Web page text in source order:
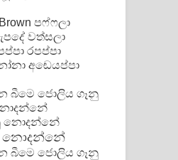
පෆ්ෆලා
වත්සලා
රපප්පා
අඬෙයප්පා
බීමෙ ජොලිය ගෑනු
නොදන්නේ
නොදන්නේ
බීමෙ ජොලිය ගෑනු